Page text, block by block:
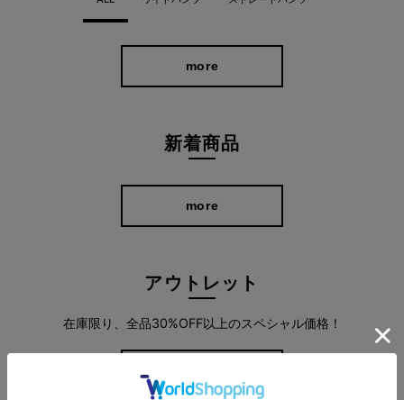
more
新着商品
more
アウトレット
在庫限り、全品30%OFF以上のスペシャル価格！